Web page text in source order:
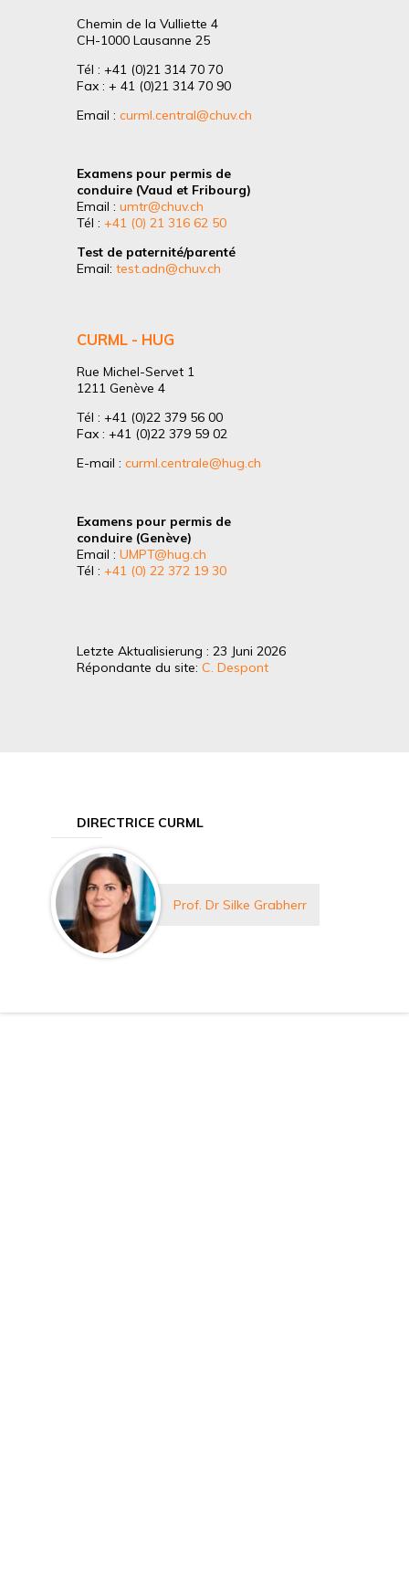
Chemin de la Vulliette 4
CH-1000 Lausanne 25
Tél : +41 (0)21 314 70 70
Fax : + 41 (0)21 314 70 90
Email : curml.central@chuv.ch
Examens pour permis de
conduire (Vaud et Fribourg)
Email : umtr@chuv.ch
Tél : +41 (0) 21 316 62 50
Test de paternité/parenté
Email: test.adn@chuv.ch
CURML - HUG
Rue Michel-Servet 1
1211 Genève 4
Tél : +41 (0)22 379 56 00
Fax : +41 (0)22 379 59 02
E-mail : curml.centrale@hug.ch
Examens pour permis de
conduire (Genève)
Email : UMPT@hug.ch
Tél : +41 (0) 22 372 19 30
Letzte Aktualisierung : 23 Juni 2026
Répondante du site: C. Despont
DIRECTRICE CURML
Prof. Dr Silke Grabherr